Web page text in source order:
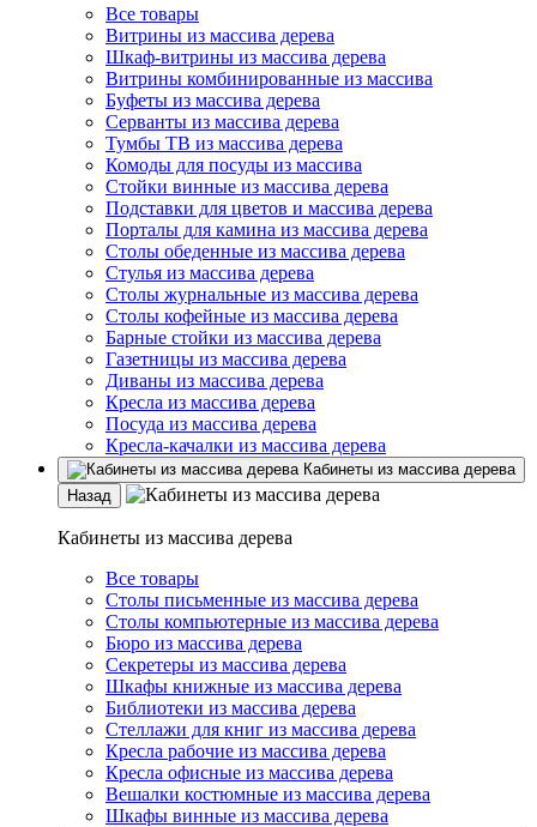
Все товары
Витрины из массива дерева
Шкаф-витрины из массива дерева
Витрины комбинированные из массива
Буфеты из массива дерева
Серванты из массива дерева
Тумбы ТВ из массива дерева
Комоды для посуды из массива
Стойки винные из массива дерева
Подставки для цветов и массива дерева
Порталы для камина из массива дерева
Столы обеденные из массива дерева
Стулья из массива дерева
Столы журнальные из массива дерева
Столы кофейные из массива дерева
Барные стойки из массива дерева
Газетницы из массива дерева
Диваны из массива дерева
Кресла из массива дерева
Посуда из массива дерева
Кресла-качалки из массива дерева
Кабинеты из массива дерева
Назад
Кабинеты из массива дерева
Все товары
Столы письменные из массива дерева
Столы компьютерные из массива дерева
Бюро из массива дерева
Секретеры из массива дерева
Шкафы книжные из массива дерева
Библиотеки из массива дерева
Стеллажи для книг из массива дерева
Кресла рабочие из массива дерева
Кресла офисные из массива дерева
Вешалки костюмные из массива дерева
Шкафы винные из массива дерева